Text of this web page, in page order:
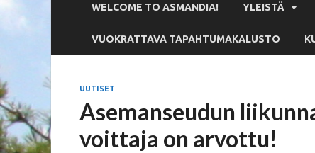
WELCOME TO ASMANDIA! YLEISTÄ
VUOKRATTAVA TAPAHTUMAKALUSTO
UUTISET
Asemanseudun
voittaja on arvottu!